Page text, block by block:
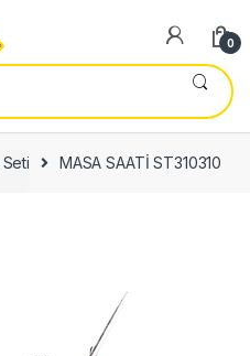
0
MASA SAATİ ST310310